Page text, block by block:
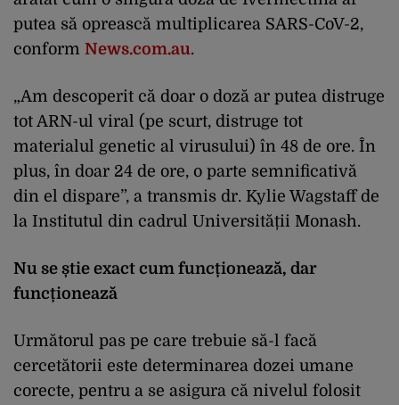
putea să oprească multiplicarea SARS-CoV-2,
conform News.com.au.
„Am descoperit că doar o doză ar putea distruge
tot ARN-ul viral (pe scurt, distruge tot
materialul genetic al virusului) în 48 de ore. În
plus, în doar 24 de ore, o parte semnificativă
din el dispare”, a transmis dr. Kylie Wagstaff de
la Institutul din cadrul Universității Monash.
Nu se știe exact cum funcționează, dar
funcționează
Următorul pas pe care trebuie să-l facă
cercetătorii este determinarea dozei umane
corecte, pentru a se asigura că nivelul folosit